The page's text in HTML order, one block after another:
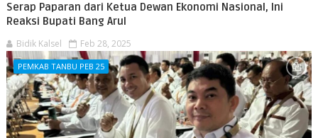
Serap Paparan dari Ketua Dewan Ekonomi Nasional, Ini
Reaksi Bupati Bang Arul
Bidik Kalsel Feb 28, 2025
PEMKAB TANBU PEB 25